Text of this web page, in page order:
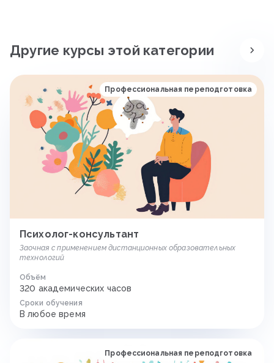
Другие курсы этой категории
Профессиональная переподготовка
Психолог-консультант
Заочная с применением дистанционных образовательных
технологий
Объём
320 академических часов
Сроки обучения
В любое время
Профессиональная переподготовка